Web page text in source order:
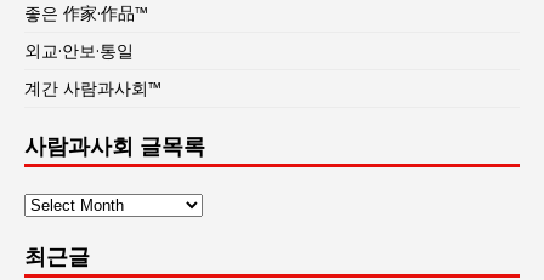
좋은 作家·作品™
외교·안보·통일
계간 사람과사회™
사람과사회 글목록
사
과
최근글